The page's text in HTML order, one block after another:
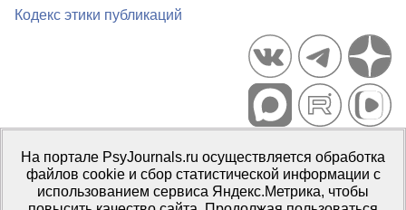
Кодекс этики публикаций
Портал психологических изданий PsyJournals.ru, 2007–2026
Правила использования материалов
Свидетельство регистрации СМИЭл № ФС77-66447 от 14 июля
2016 г.
На портале PsyJournals.ru осуществляется обработка
файлов cookie и сбор статистической информации с
использованием сервиса Яндекс.Метрика, чтобы